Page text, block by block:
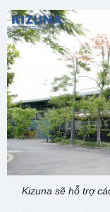
Kizuna sẽ hỗ trợ